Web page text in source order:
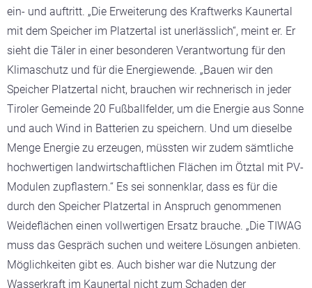
ein- und auftritt. „Die Erweiterung des Kraftwerks Kaunertal
mit dem Speicher im Platzertal ist unerlässlich“, meint er. Er
sieht die Täler in einer besonderen Verantwortung für den
Klimaschutz und für die Energiewende. „Bauen wir den
Speicher Platzertal nicht, brauchen wir rechnerisch in jeder
Tiroler Gemeinde 20 Fußballfelder, um die Energie aus Sonne
und auch Wind in Batterien zu speichern. Und um dieselbe
Menge Energie zu erzeugen, müssten wir zudem sämtliche
hochwertigen landwirtschaftlichen Flächen im Ötztal mit PV-
Modulen zupflastern.“ Es sei sonnenklar, dass es für die
durch den Speicher Platzertal in Anspruch genommenen
Weideflächen einen vollwertigen Ersatz brauche. „Die TIWAG
muss das Gespräch suchen und weitere Lösungen anbieten.
Möglichkeiten gibt es. Auch bisher war die Nutzung der
Wasserkraft im Kaunertal nicht zum Schaden der